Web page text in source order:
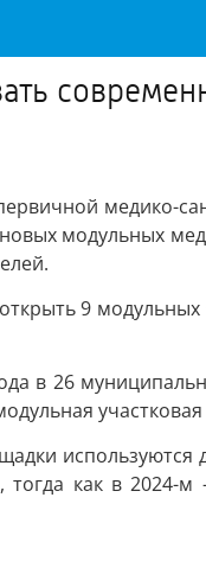
модульных
9
в 26
используются
как в